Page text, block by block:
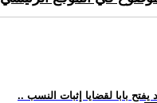
بابا لقضايا إثبات النسب